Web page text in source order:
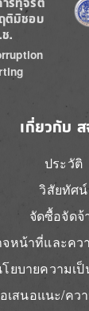
ติมิชอบ
.
เกี่ยวกับ ส
ประวัติ
วิสัยทัศน์
จัดซื้อจัดจ้
จหน้าที่และคว
ยบายความเ
เสนอแนะ/คว